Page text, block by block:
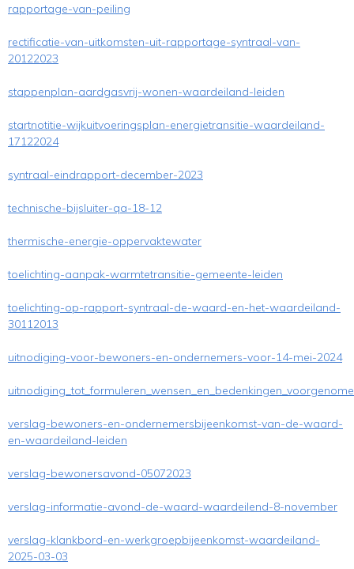
rapportage-van-peiling
rectificatie-van-uitkomsten-uit-rapportage-syntraal-van-
20122023
stappenplan-aardgasvrij-wonen-waardeiland-leiden
startnotitie-wijkuitvoeringsplan-energietransitie-waardeiland-
17122024
syntraal-eindrapport-december-2023
technische-bijsluiter-qa-18-12
thermische-energie-oppervaktewater
toelichting-aanpak-warmtetransitie-gemeente-leiden
toelichting-op-rapport-syntraal-de-waard-en-het-waardeiland-
30112013
uitnodiging-voor-bewoners-en-ondernemers-voor-14-mei-2024
verslag-bewoners-en-ondernemersbijeenkomst-van-de-waard-
en-waardeiland-leiden
verslag-bewonersavond-05072023
verslag-informatie-avond-de-waard-waardeilend-8-november
verslag-klankbord-en-werkgroepbijeenkomst-waardeiland-
2025-03-03